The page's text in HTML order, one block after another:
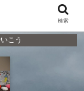
こう
検索